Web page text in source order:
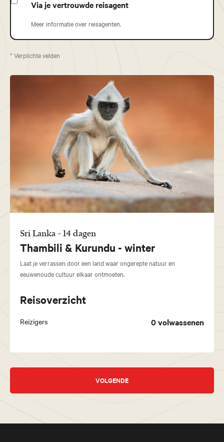
Via je vertrouwde reisagent
Meer informatie over reisagenten.
* Verplichte velden
Sri Lanka - 14 dagen
Thambili & Kurundu - winter
Laat je verrassen door een land waar ongerepte natuur en
eeuwenoude cultuur elkaar ontmoeten.
Reisoverzicht
Reizigers 0volwassenen
VOLGENDE